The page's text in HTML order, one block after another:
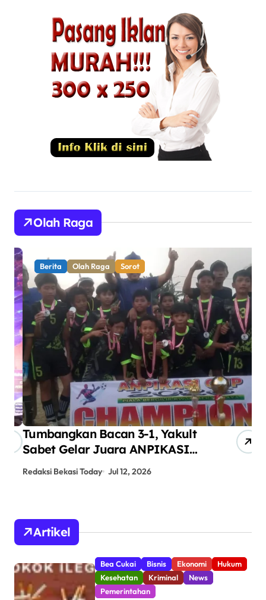
Olah Raga
Berita Olah Raga Sorot
Tumbangkan Bacan 3-1, Yakult
Sabet Gelar Juara ANPIKASI
Redaksi Bekasi Today Jul 12, 2026
Artikel
Bea Cukai Bisnis Ekonomi
Hukum
Kesehatan
Kriminal
News
Pemerintahan